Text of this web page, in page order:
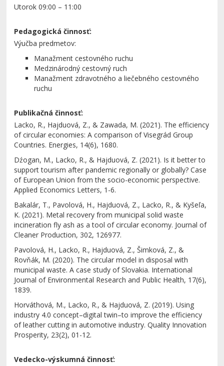
Utorok 09:00 – 11:00
Pedagogická činnosť:
Výučba predmetov:
Manažment cestovného ruchu
Medzinárodný cestovný ruch
Manažment zdravotného a liečebného cestovného
ruchu
Publikačná činnosť:
Lacko, R., Hajduová, Z., & Zawada, M. (2021). The efficiency
of circular economies: A comparison of Visegrád Group
Countries. Energies, 14(6), 1680.
Dźogan, M., Lacko, R., & Hajduová, Z. (2021). Is it better to
support tourism after pandemic regionally or globally? Case
of European Union from the socio-economic perspective.
Applied Economics Letters, 1-6.
Bakalár, T., Pavolová, H., Hajduová, Z., Lacko, R., & Kyšeľa,
K. (2021). Metal recovery from municipal solid waste
incineration fly ash as a tool of circular economy. Journal of
Cleaner Production, 302, 126977.
Pavolová, H., Lacko, R., Hajduová, Z., Šimková, Z., &
Rovňák, M. (2020). The circular model in disposal with
municipal waste. A case study of Slovakia. International
Journal of Environmental Research and Public Health, 17(6),
1839.
Horváthová, M., Lacko, R., & Hajduová, Z. (2019). Using
industry 4.0 concept–digital twin–to improve the efficiency
of leather cutting in automotive industry. Quality Innovation
Prosperity, 23(2), 01-12.
Vedecko-výskumná činnosť: